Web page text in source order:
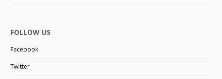
FOLLOW US
Facebook
Twitter